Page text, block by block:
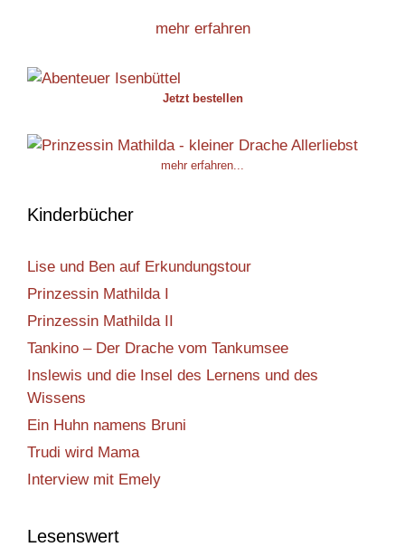
mehr erfahren
Jetzt bestellen
mehr erfahren...
Kinderbücher
Lise und Ben auf Erkundungstour
Prinzessin Mathilda I
Prinzessin Mathilda II
Tankino – Der Drache vom Tankumsee
Inslewis und die Insel des Lernens und des
Wissens
Ein Huhn namens Bruni
Trudi wird Mama
Interview mit Emely
Lesenswert